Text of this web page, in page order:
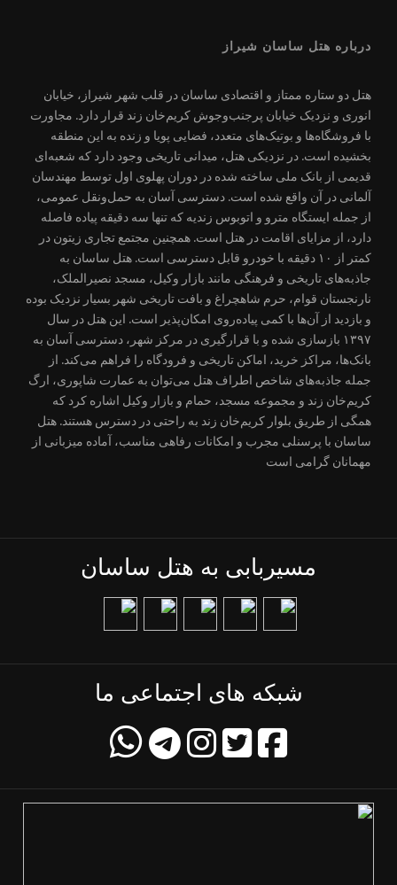
درباره هتل ساسان شیراز
هتل دو ستاره ممتاز و اقتصادی ساسان در قلب شهر شیراز، خیابان
انوری و نزدیک خیابان پرجنب‌وجوش کریم‌خان زند قرار دارد. مجاورت
با فروشگاه‌ها و بوتیک‌های متعدد، فضایی پویا و زنده به این منطقه
بخشیده است. در نزدیکی هتل، میدانی تاریخی وجود دارد که شعبه‌ای
قدیمی از بانک ملی ساخته شده در دوران پهلوی اول توسط مهندسان
آلمانی در آن واقع شده است. دسترسی آسان به حمل‌ونقل عمومی،
از جمله ایستگاه مترو و اتوبوس زندیه که تنها سه دقیقه پیاده فاصله
دارد، از مزایای اقامت در هتل است. همچنین مجتمع تجاری زیتون در
کمتر از ۱۰ دقیقه با خودرو قابل دسترسی است. هتل ساسان به
جاذبه‌های تاریخی و فرهنگی مانند بازار وکیل، مسجد نصیرالملک،
نارنجستان قوام، حرم شاهچراغ و بافت تاریخی شهر بسیار نزدیک بوده
و بازدید از آن‌ها با کمی پیاده‌روی امکان‌پذیر است. این هتل در سال
۱۳۹۷ بازسازی شده و با قرارگیری در مرکز شهر، دسترسی آسان به
بانک‌ها، مراکز خرید، اماکن تاریخی و فرودگاه را فراهم می‌کند. از
جمله جاذبه‌های شاخص اطراف هتل می‌توان به عمارت شاپوری، ارگ
کریم‌خان زند و مجموعه مسجد، حمام و بازار وکیل اشاره کرد که
همگی از طریق بلوار کریم‌خان زند به راحتی در دسترس هستند. هتل
ساسان با پرسنلی مجرب و امکانات رفاهی مناسب، آماده میزبانی از
مهمانان گرامی است
مسیربابی به هتل ساسان
شبکه های اجتماعی ما